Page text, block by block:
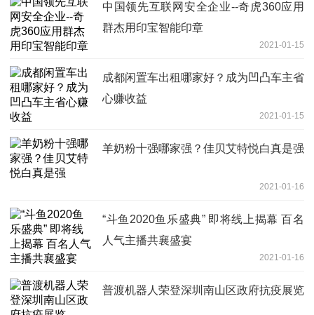
中国领先互联网安全企业--奇虎360应用
群杰用印宝智能印章
2021-01-15
成都闲置车出租哪家好？成为凹凸车主省
心赚收益
2021-01-15
羊奶粉十强哪家强？佳贝艾特悦白真是强
2021-01-16
“斗鱼2020鱼乐盛典” 即将线上揭幕 百名
人气主播共襄盛宴
2021-01-16
普渡机器人荣登深圳南山区政府抗疫展览